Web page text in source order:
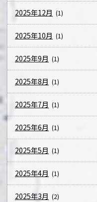
2025年12月 (1)
2025年10月 (1)
2025年9月 (1)
2025年8月 (1)
2025年7月 (1)
2025年6月 (1)
2025年5月 (1)
2025年4月 (1)
2025年3月 (2)